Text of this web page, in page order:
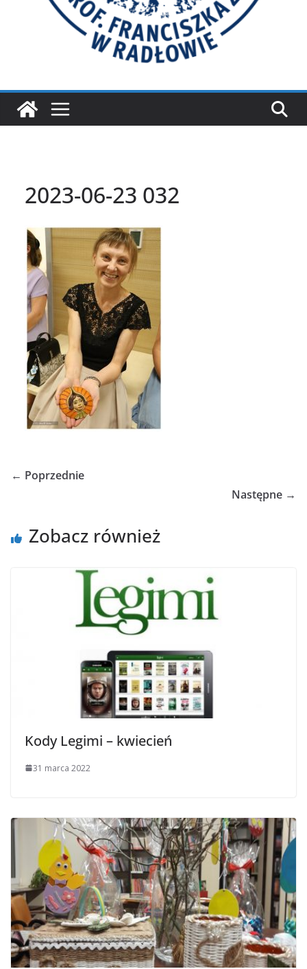
2023-06-23 032
← Poprzednie
Następne →
Zobacz również
Kody Legimi – kwiecień
31 marca 2022